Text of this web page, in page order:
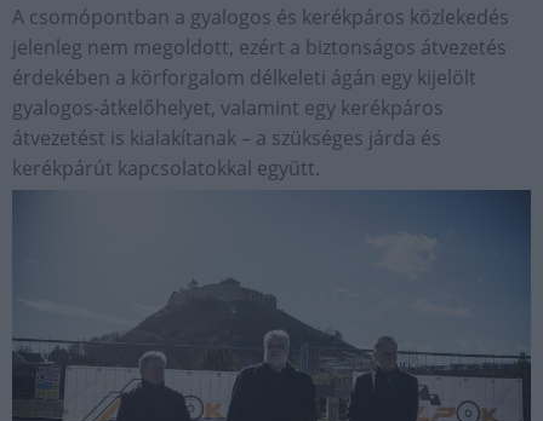
A csomópontban a gyalogos és kerékpáros közlekedés
jelenleg nem megoldott, ezért a biztonságos átvezetés
érdekében a körforgalom délkeleti ágán egy kijelölt
gyalogos-átkelőhelyet, valamint egy kerékpáros
átvezetést is kialakítanak – a szükséges járda és
kerékpárút kapcsolatokkal együtt.